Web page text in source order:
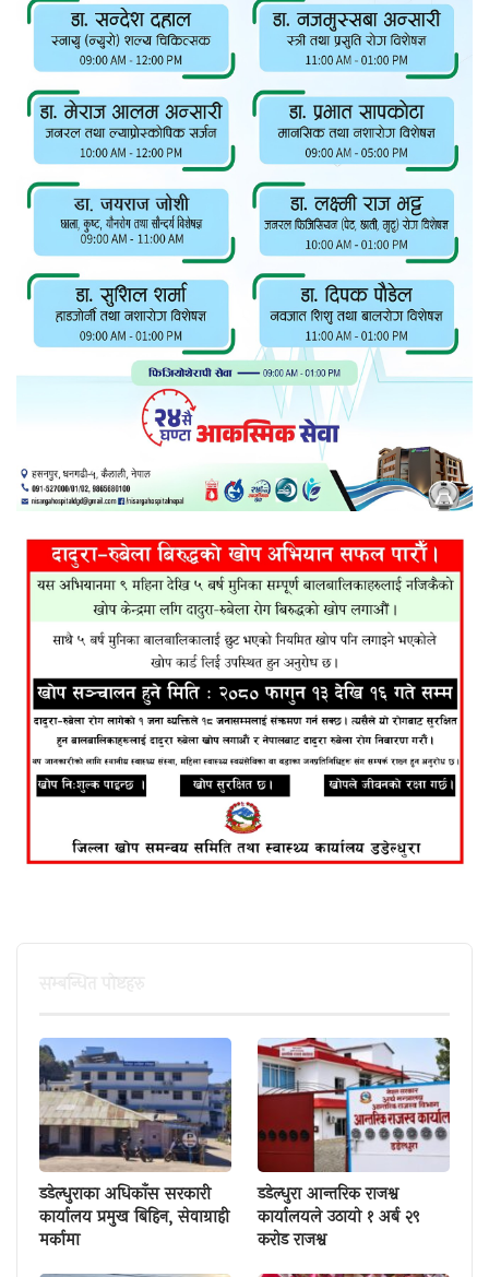
सम्बन्धित पाेष्टहरु
डडेल्धुराका अधिकाँस सरकारी
कार्यालय प्रमुख बिहिन, सेवाग्राही
मर्कामा
डडेल्धुरा आन्तरिक राजश्व
कार्यालयले उठायो १ अर्ब २९
करोड राजश्व